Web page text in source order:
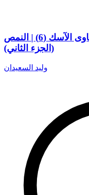
سلسلة الردود على شبهات وفتاوى الآسك (6) | النمص
(الجزء الثاني)
وليد السعيدان